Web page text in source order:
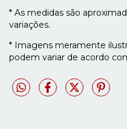
* As medidas são
variações.
* Imagens meramente
podem variar de acordo